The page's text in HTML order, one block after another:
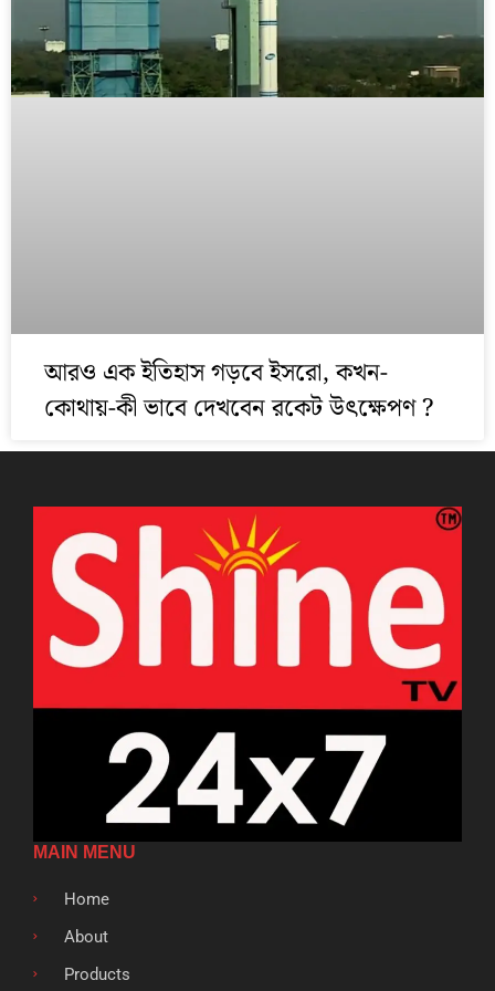
আরও এক ইতিহাস গড়বে ইসরো, কখন-
কোথায়-কী ভাবে দেখবেন রকেট উৎক্ষেপণ ?
MAIN MENU
Home
About
Products